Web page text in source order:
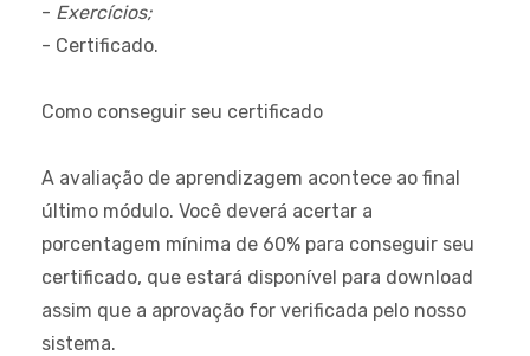
- Exercícios;
- Certificado.
Como conseguir seu certificado
A avaliação de aprendizagem acontece ao final
último módulo. Você deverá acertar a
porcentagem mínima de 60% para conseguir seu
certificado, que estará disponível para download
assim que a aprovação for verificada pelo nosso
sistema.